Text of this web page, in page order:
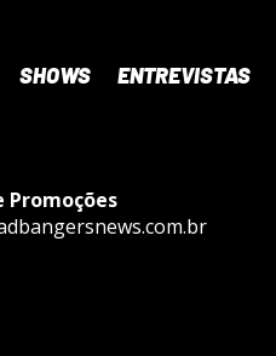
SHOWS ENTREVISTAS